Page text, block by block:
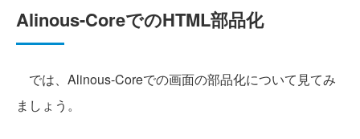
Alinous-CoreでのHTML部品化
では、Alinous-Coreでの画面の部品化について見てみ
ましょう。